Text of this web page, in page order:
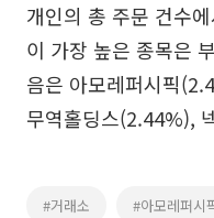
개인의 총 주문 건수
이 가장 높은 종목은
음은 아모레퍼시픽
무역홀딩스(2.44%),
#거래소 #아모레퍼시